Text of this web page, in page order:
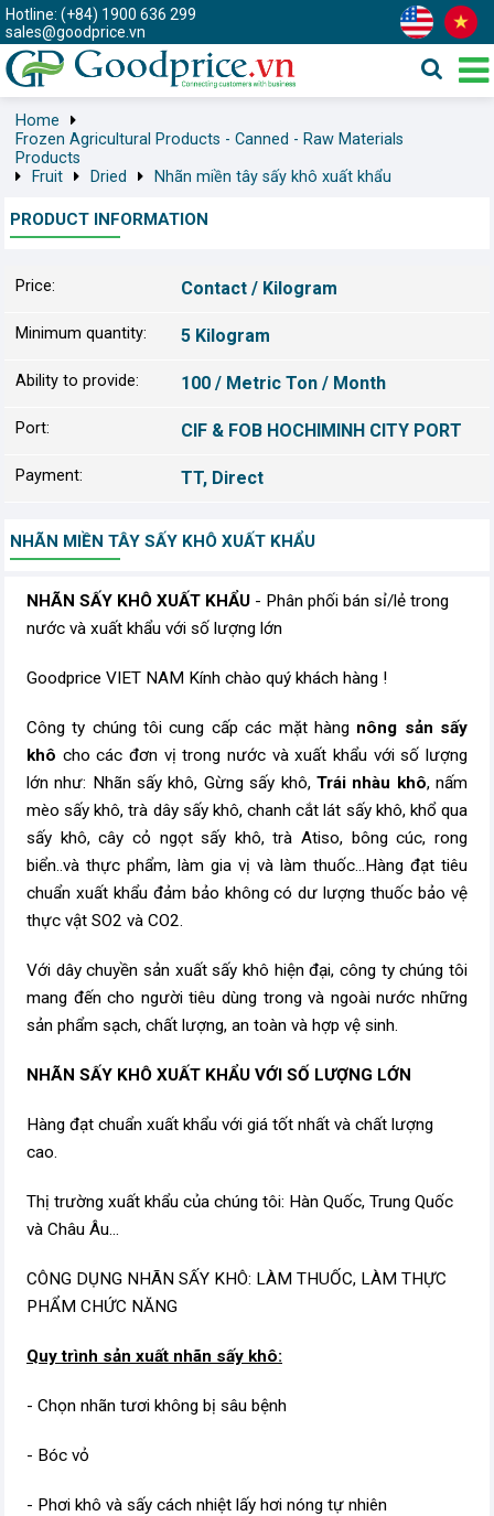
Hotline: (+84) 1900 636 299
sales@goodprice.vn
Home
Frozen Agricultural Products - Canned - Raw Materials
Products
Fruit
Dried Nhãn miền tây sấy khô xuất khẩu
PRODUCT INFORMATION
Price: Contact / Kilogram
Minimum quantity: 5 Kilogram
Ability to provide: 100 / Metric Ton / Month
Port: CIF & FOB HOCHIMINH CITY PORT
Payment: TT, Direct
NHÃN MIỀN TÂY SẤY KHÔ XUẤT KHẨU
NHÃN SẤY KHÔ XUẤT KHẨU - Phân phối bán sỉ/lẻ trong
nước và xuất khẩu với số lượng lớn
Goodprice VIET NAM Kính chào quý khách hàng !
Công ty chúng tôi cung cấp các mặt hàng nông sản sấy
khô cho các đơn vị trong nước và xuất khẩu với số lượng
lớn như: Nhãn sấy khô, Gừng sấy khô, Trái nhàu khô, nấm
mèo sấy khô, trà dây sấy khô, chanh cắt lát sấy khô, khổ qua
sấy khô, cây cỏ ngọt sấy khô, trà Atiso, bông cúc, rong
biển..và thực phẩm, làm gia vị và làm thuốc...Hàng đạt tiêu
chuẩn xuất khẩu đảm bảo không có dư lượng thuốc bảo vệ
thực vật SO2 và CO2.
Với dây chuyền sản xuất sấy khô hiện đại, công ty chúng tôi
mang đến cho người tiêu dùng trong và ngoài nước những
sản phẩm sạch, chất lượng, an toàn và hợp vệ sinh.
NHÃN SẤY KHÔ XUẤT KHẨU VỚI SỐ LƯỢNG LỚN
Hàng đạt chuẩn xuất khẩu với giá tốt nhất và chất lượng
cao.
Thị trường xuất khẩu của chúng tôi: Hàn Quốc, Trung Quốc
và Châu Âu...
CÔNG DỤNG NHÃN SẤY KHÔ: LÀM THUỐC, LÀM THỰC
PHẨM CHỨC NĂNG
Quy trình sản xuất nhãn sấy khô:
- Chọn nhãn tươi không bị sâu bệnh
- Bóc vỏ
- Phơi khô và sấy cách nhiệt lấy hơi nóng tự nhiên